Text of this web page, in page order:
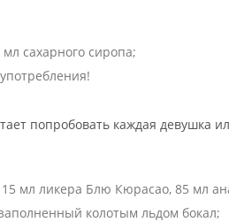
сахарного сиропа;
попробовать каждая
мл ликера Блю Кюрасао, 85 мл
колотым льдом бокал;